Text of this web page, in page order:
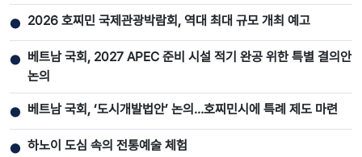
● 2026 호찌민 국제관광박람회, 역대 최대 규모 개최 예고
● 베트남 국회, 2027 APEC 준비 시설 적기 완공 위한 특별 결의안
논의
● 베트남 국회, ‘도시개발법안’ 논의…호찌민시에 특례 제도 마련
● 하노이 도심 속의 전통예술 체험